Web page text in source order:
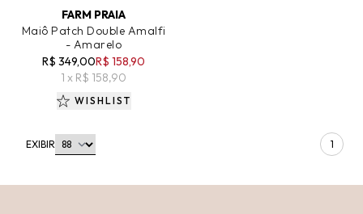
FARM PRAIA
Maiô Patch Double Amalfi
- Amarelo
R$ 349,00R$ 158,90
1 x R$ 158,90
WISHLIST
EXIBIR 1